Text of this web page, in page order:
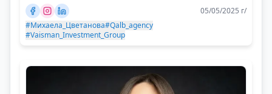
05/05/2025 г/
#Михаела_Цветанова#Qalb_agency
#Vaisman_Investment_Group